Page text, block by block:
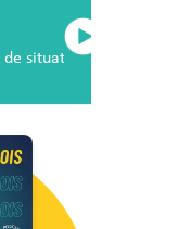
de situation